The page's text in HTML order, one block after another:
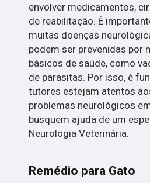
envolver medicamentos,
de reabilitação. É
muitas doenças
podem ser prevenidas por
básicos de saúde, como
de parasitas. Por isso, é
tutores estejam atentos
problemas neurológicos
busquem ajuda de um
Neurologia Veterinária.
Remédio para Gato